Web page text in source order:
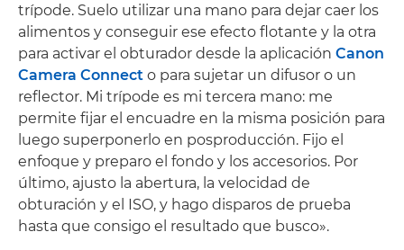
trípode. Suelo utilizar una mano para dejar caer los
alimentos y conseguir ese efecto flotante y la otra
para activar el obturador desde la aplicación Canon
Camera Connect o para sujetar un difusor o un
reflector. Mi trípode es mi tercera mano: me
permite fijar el encuadre en la misma posición para
luego superponerlo en posproducción. Fijo el
enfoque y preparo el fondo y los accesorios. Por
último, ajusto la abertura, la velocidad de
obturación y el ISO, y hago disparos de prueba
hasta que consigo el resultado que busco».